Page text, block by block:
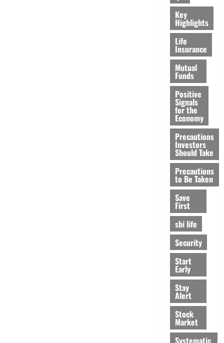
Key
Highlights
Life
Insurance
Mutual
Funds
Positive
Signals
for the
Economy
Precautions
Investors
Should Take
Precautions
to Be Taken
Save
First
sbi life
Security
Start
Early
Stay
Alert
Stock
Market
Systematic